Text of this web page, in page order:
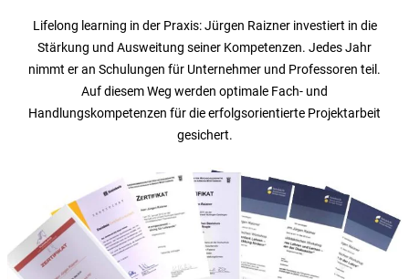
Lifelong learning in der Praxis: Jürgen Raizner investiert in die
Stärkung und Ausweitung seiner Kompetenzen. Jedes Jahr
nimmt er an Schulungen für Unternehmer und Professoren teil.
Auf diesem Weg werden optimale Fach- und
Handlungskompetenzen für die erfolgsorientierte Projektarbeit
gesichert.